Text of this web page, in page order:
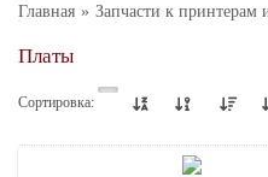
Главная Запчасти к принтерам
Платы
Сортировка: